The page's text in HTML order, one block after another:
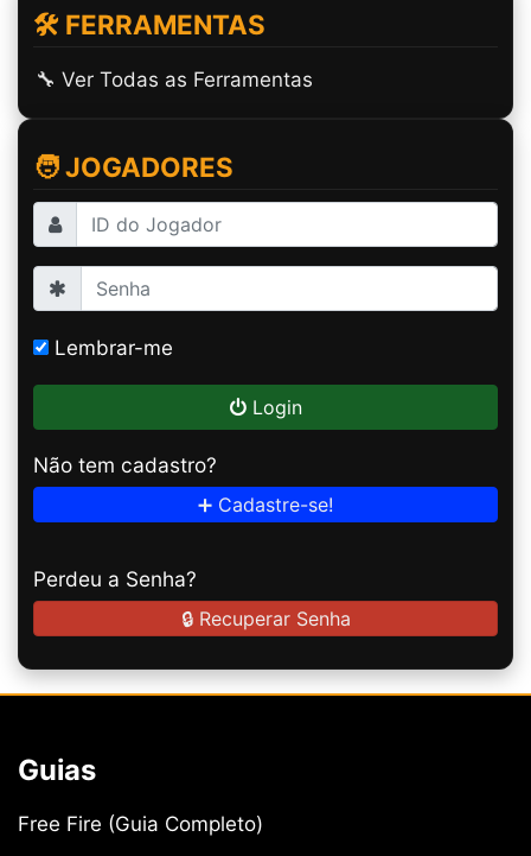
🛠️ FERRAMENTAS
🔧 Ver Todas as Ferramentas
🧑 JOGADORES
Lembrar-me
Login
Não tem cadastro?
➕ Cadastre-se!
Perdeu a Senha?
🔒 Recuperar Senha
Guias
Free Fire (Guia Completo)